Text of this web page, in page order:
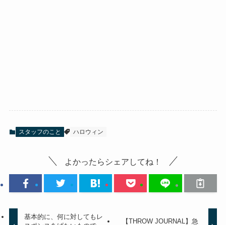
スタッフのこと ハロウィン
よかったらシェアしてね！
基本的に、何に対してもレ
【THROW JOURNAL】急